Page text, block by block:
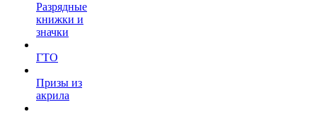
Разрядные
книжки и
значки
ГТО
Призы из
акрила